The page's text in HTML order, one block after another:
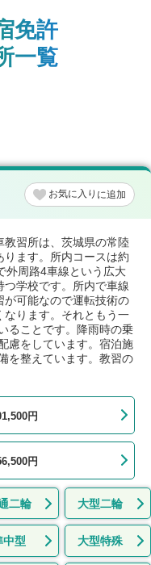
免許
一覧
お気に入り
教習所は、茨城県の常陸
ります。所内コースは約
外周路4車線という広大
つ学校です。所内で車線
が可能なので運転技術の
なります。それともう一
ることです。降雨時の乗
慮をしています。宿泊施
を整えています。教習の
円
円
二輪 大型二輪
中型 大型特殊